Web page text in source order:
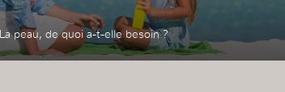
La peau, de quoi a-t-elle besoin ?